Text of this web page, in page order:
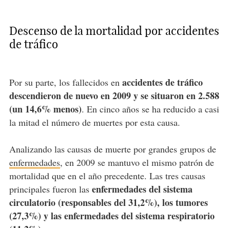
Descenso de la mortalidad por accidentes
de tráfico
Por su parte, los fallecidos en accidentes de tráfico
descendieron de nuevo en 2009 y se situaron en 2.588
(un 14,6% menos). En cinco años se ha reducido a casi
la mitad el número de muertes por esta causa.
Analizando las causas de muerte por grandes grupos de
enfermedades, en 2009 se mantuvo el mismo patrón de
mortalidad que en el año precedente. Las tres causas
principales fueron las enfermedades del sistema
circulatorio (responsables del 31,2%), los tumores
(27,3%) y las enfermedades del sistema respiratorio